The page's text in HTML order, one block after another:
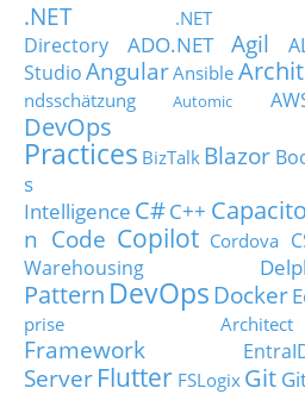
.NET .NET
Directory
ADO.NET Agil
StudioAngularAnsible
ndsschätzung
Automic
DevOps
Practices BizTalk Blazor
s
Intelligence C#C++
n Code Copilot Cordova
Warehousing
Pattern DevOps Docker
prise Architect
Framework
Server Flutter FSLogix Git